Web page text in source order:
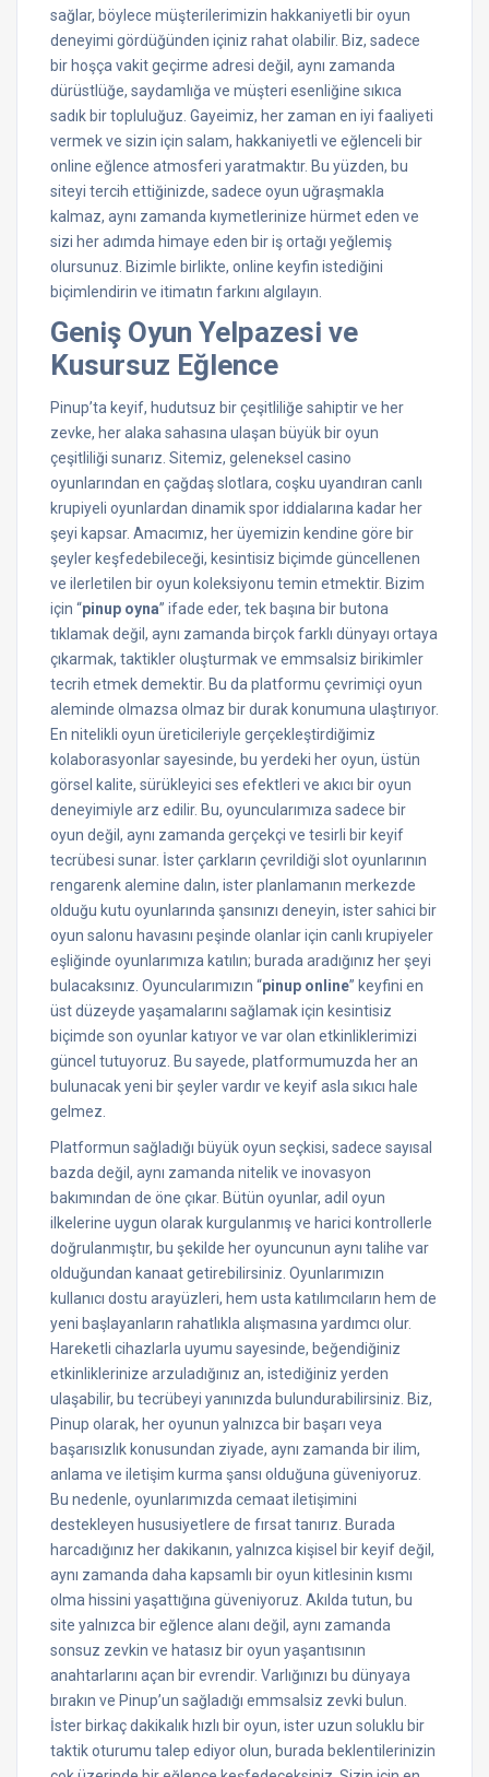
sağlar, böylece müşterilerimizin hakkaniyetli bir oyun
deneyimi gördüğünden içiniz rahat olabilir. Biz, sadece
bir hoşça vakit geçirme adresi değil, aynı zamanda
dürüstlüğe, saydamlığa ve müşteri esenliğine sıkıca
sadık bir topluluğuz. Gayeimiz, her zaman en iyi faaliyeti
vermek ve sizin için salam, hakkaniyetli ve eğlenceli bir
online eğlence atmosferi yaratmaktır. Bu yüzden, bu
siteyi tercih ettiğinizde, sadece oyun uğraşmakla
kalmaz, aynı zamanda kıymetlerinize hürmet eden ve
sizi her adımda himaye eden bir iş ortağı yeğlemiş
olursunuz. Bizimle birlikte, online keyfin istediğini
biçimlendirin ve itimatın farkını algılayın.
Geniş Oyun Yelpazesi ve
Kusursuz Eğlence
Pinup’ta keyif, hudutsuz bir çeşitliliğe sahiptir ve her
zevke, her alaka sahasına ulaşan büyük bir oyun
çeşitliliği sunarız. Sitemiz, geleneksel casino
oyunlarından en çağdaş slotlara, coşku uyandıran canlı
krupiyeli oyunlardan dinamik spor iddialarına kadar her
şeyi kapsar. Amacımız, her üyemizin kendine göre bir
şeyler keşfedebileceği, kesintisiz biçimde güncellenen
ve ilerletilen bir oyun koleksiyonu temin etmektir. Bizim
için “pinup oyna” ifade eder, tek başına bir butona
tıklamak değil, aynı zamanda birçok farklı dünyayı ortaya
çıkarmak, taktikler oluşturmak ve emmsalsiz birikimler
tecrih etmek demektir. Bu da platformu çevrimiçi oyun
aleminde olmazsa olmaz bir durak konumuna ulaştırıyor.
En nitelikli oyun üreticileriyle gerçekleştirdiğimiz
kolaborasyonlar sayesinde, bu yerdeki her oyun, üstün
görsel kalite, sürükleyici ses efektleri ve akıcı bir oyun
deneyimiyle arz edilir. Bu, oyuncularımıza sadece bir
oyun değil, aynı zamanda gerçekçi ve tesirli bir keyif
tecrübesi sunar. İster çarkların çevrildiği slot oyunlarının
rengarenk alemine dalın, ister planlamanın merkezde
olduğu kutu oyunlarında şansınızı deneyin, ister sahici bir
oyun salonu havasını peşinde olanlar için canlı krupiyeler
eşliğinde oyunlarımıza katılın; burada aradığınız her şeyi
bulacaksınız. Oyuncularımızın “pinup online” keyfini en
üst düzeyde yaşamalarını sağlamak için kesintisiz
biçimde son oyunlar katıyor ve var olan etkinliklerimizi
güncel tutuyoruz. Bu sayede, platformumuzda her an
bulunacak yeni bir şeyler vardır ve keyif asla sıkıcı hale
gelmez.
Platformun sağladığı büyük oyun seçkisi, sadece sayısal
bazda değil, aynı zamanda nitelik ve inovasyon
bakımından de öne çıkar. Bütün oyunlar, adil oyun
ilkelerine uygun olarak kurgulanmış ve harici kontrollerle
doğrulanmıştır, bu şekilde her oyuncunun aynı talihe var
olduğundan kanaat getirebilirsiniz. Oyunlarımızın
kullanıcı dostu arayüzleri, hem usta katılımcıların hem de
yeni başlayanların rahatlıkla alışmasına yardımcı olur.
Hareketli cihazlarla uyumu sayesinde, beğendiğiniz
etkinliklerinize arzuladığınız an, istediğiniz yerden
ulaşabilir, bu tecrübeyi yanınızda bulundurabilirsiniz. Biz,
Pinup olarak, her oyunun yalnızca bir başarı veya
başarısızlık konusundan ziyade, aynı zamanda bir ilim,
anlama ve iletişim kurma şansı olduğuna güveniyoruz.
Bu nedenle, oyunlarımızda cemaat iletişimini
destekleyen hususiyetlere de fırsat tanırız. Burada
harcadığınız her dakikanın, yalnızca kişisel bir keyif değil,
aynı zamanda daha kapsamlı bir oyun kitlesinin kısmı
olma hissini yaşattığına güveniyoruz. Akılda tutun, bu
site yalnızca bir eğlence alanı değil, aynı zamanda
sonsuz zevkin ve hatasız bir oyun yaşantısının
anahtarlarını açan bir evrendir. Varlığınızı bu dünyaya
bırakın ve Pinup’un sağladığı emmsalsiz zevki bulun.
İster birkaç dakikalık hızlı bir oyun, ister uzun soluklu bir
taktik oturumu talep ediyor olun, burada beklentilerinizin